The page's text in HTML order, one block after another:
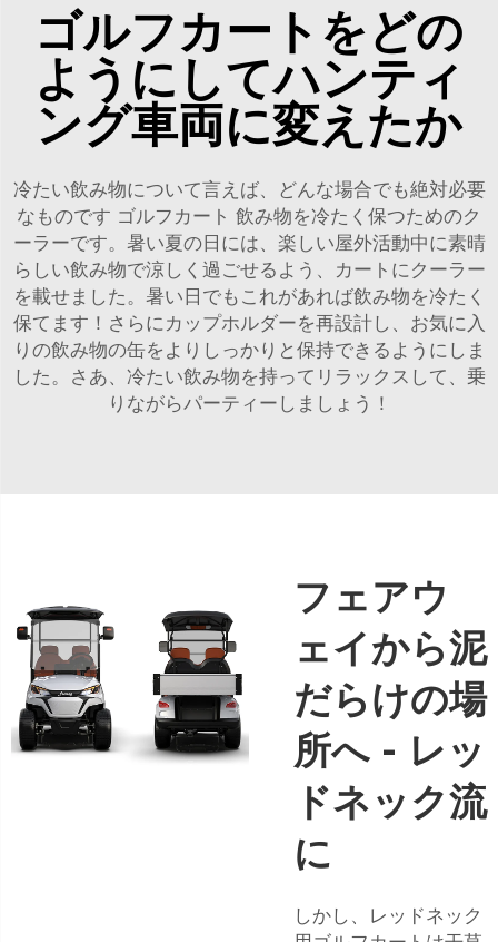
ゴルフカートをどの
ようにしてハンティ
ング車両に変えたか
冷たい飲み物について言えば、どんな場合でも絶対必要
なものです ゴルフカート 飲み物を冷たく保つためのク
ーラーです。暑い夏の日には、楽しい屋外活動中に素晴
らしい飲み物で涼しく過ごせるよう、カートにクーラー
を載せました。暑い日でもこれがあれば飲み物を冷たく
保てます！さらにカップホルダーを再設計し、お気に入
りの飲み物の缶をよりしっかりと保持できるようにしま
した。さあ、冷たい飲み物を持ってリラックスして、乗
りながらパーティーしましょう！
フェアウ
ェイから泥
だらけの場
所へ - レッ
ドネック流
に
しかし、レッドネック